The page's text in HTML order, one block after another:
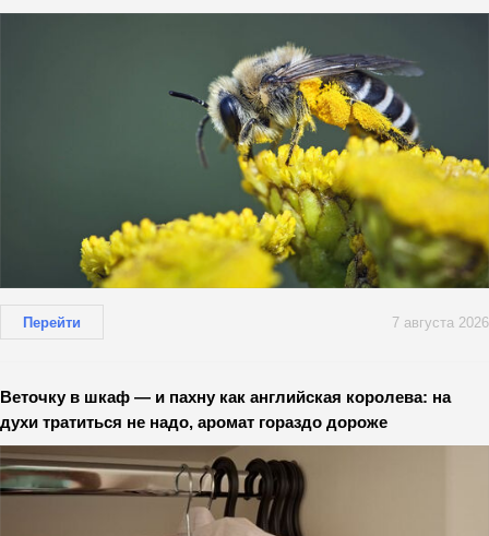
Перейти 7 августа 2026
Веточку в шкаф — и пахну как английская королева: на
духи тратиться не надо, аромат гораздо дороже